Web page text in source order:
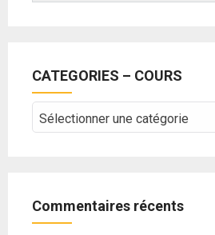
CATEGORIES – COURS
–
Commentaires récents